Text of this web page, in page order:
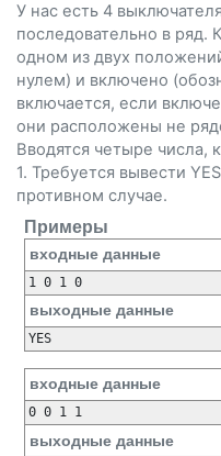
У нас есть 4
последовательно в
одном из двух
нулем) и включено
включается, если
они расположены не
Вводятся четыре числа,
1. Требуется вывести
противном случае.
Примеры
входные данные
выходные данные
входные данные
выходные данные